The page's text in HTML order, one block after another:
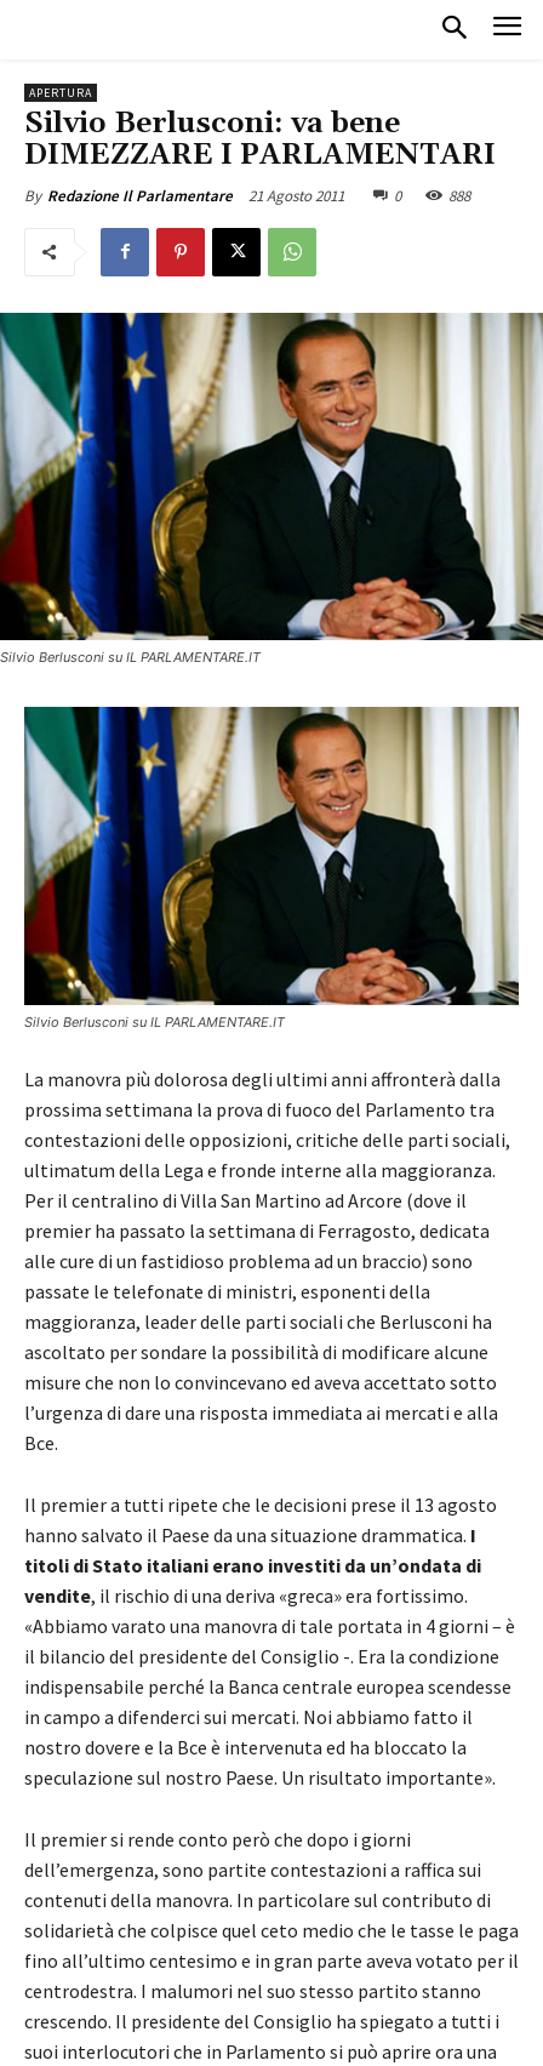
APERTURA
Silvio Berlusconi: va bene
DIMEZZARE I PARLAMENTARI
By Redazione Il Parlamentare 21 Agosto 2011 0 888
Silvio Berlusconi su IL PARLAMENTARE.IT
Silvio Berlusconi su IL PARLAMENTARE.IT
La manovra più dolorosa degli ultimi anni affronterà dalla
prossima settimana la prova di fuoco del Parlamento tra
contestazioni delle opposizioni, critiche delle parti sociali,
ultimatum della Lega e fronde interne alla maggioranza.
Per il centralino di Villa San Martino ad Arcore (dove il
premier ha passato la settimana di Ferragosto, dedicata
alle cure di un fastidioso problema ad un braccio) sono
passate le telefonate di ministri, esponenti della
maggioranza, leader delle parti sociali che Berlusconi ha
ascoltato per sondare la possibilità di modificare alcune
misure che non lo convincevano ed aveva accettato sotto
l’urgenza di dare una risposta immediata ai mercati e alla
Bce.
Il premier a tutti ripete che le decisioni prese il 13 agosto
hanno salvato il Paese da una situazione drammatica. I
titoli di Stato italiani erano investiti da un’ondata di
vendite, il rischio di una deriva «greca» era fortissimo.
«Abbiamo varato una manovra di tale portata in 4 giorni – è
il bilancio del presidente del Consiglio -. Era la condizione
indispensabile perché la Banca centrale europea scendesse
in campo a difenderci sui mercati. Noi abbiamo fatto il
nostro dovere e la Bce è intervenuta ed ha bloccato la
speculazione sul nostro Paese. Un risultato importante».
Il premier si rende conto però che dopo i giorni
dell’emergenza, sono partite contestazioni a raffica sui
contenuti della manovra. In particolare sul contributo di
solidarietà che colpisce quel ceto medio che le tasse le paga
fino all’ultimo centesimo e in gran parte aveva votato per il
centrodestra. I malumori nel suo stesso partito stanno
crescendo. Il presidente del Consiglio ha spiegato a tutti i
suoi interlocutori che in Parlamento si può aprire ora una